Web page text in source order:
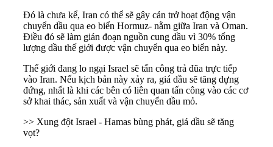
Đó là chưa kể, Iran có thể sẽ gây cản trở hoạt động vận
chuyển dầu qua eo biển Hormuz- nằm giữa Iran và Oman.
Điều đó sẽ làm gián đoạn nguồn cung dầu vì 30% tổng
lượng dầu thế giới được vận chuyển qua eo biển này.
Thế giới đang lo ngại Israel sẽ tấn công trả đũa trực tiếp
vào Iran. Nếu kịch bản này xảy ra, giá dầu sẽ tăng dựng
đứng, nhất là khi các bên có liên quan tấn công vào các cơ
sở khai thác, sản xuất và vận chuyển dầu mỏ.
>> Xung đột Israel - Hamas bùng phát, giá dầu sẽ tăng
vọt?